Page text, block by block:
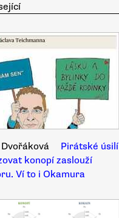
Pirátské úsilí
konopí zaslouží
Ví to i Okamura